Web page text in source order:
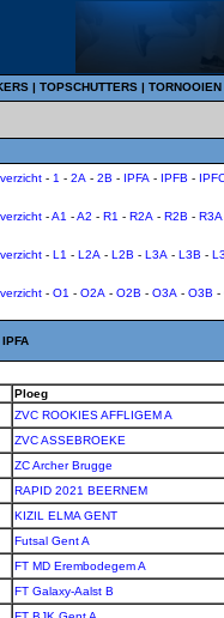
| TOPSCHUTTERS | TORNOOIEN
- 1 - 2A - 2B - IPFA - IPFB -
-A1 -A2 - R1 - R2A - R2B - R3A
- L1 - L2A - L2B - L3A - L3B -
- O1 - O2A - O2B - O3A - O3B -
Ploeg
ZVC ROOKIES AFFLIGEM A
ZVC ASSEBROEKE
ZC Archer Brugge
RAPID 2021 BEERNEM
KIZIL ELMA GENT
Futsal Gent A
FT MD Erembodegem A
FT Galaxy-Aalst B